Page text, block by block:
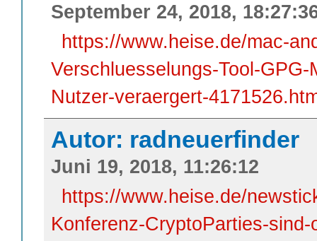
September 24, 2018,
https://www.heise.de/mac-
Verschluesselungs-Tool-
Nutzer-veraergert-
Autor: radneuerfinder
Juni 19, 2018, 11:26:12
https://www.heise.de/
Konferenz-CryptoParties-